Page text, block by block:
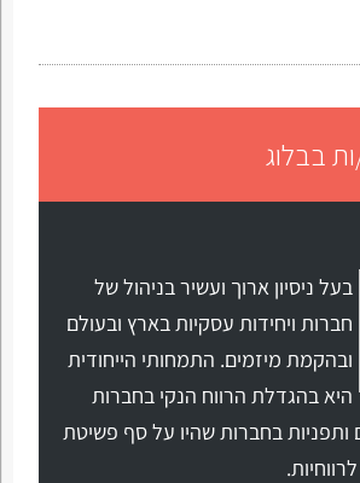
בבלוג
בעל ניסיון ארוך ועשיר בניהול של
חברות ויחידות עסקיות בארץ ובעולם
ובהקמת מיזמים. התמחותי הייחודית
היא בהגדלת הרווח הנקי בחברות
ותפניות בחברות שהיו על סף פשיטת